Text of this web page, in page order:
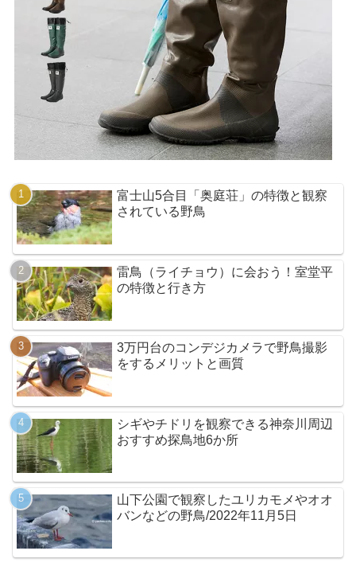
富士山5合目「奥庭荘」の特徴と観察
されている野鳥
雷鳥（ライチョウ）に会おう！室堂平
の特徴と行き方
3万円台のコンデジカメラで野鳥撮影
をするメリットと画質
シギやチドリを観察できる神奈川周辺
おすすめ探鳥地6か所
山下公園で観察したユリカモメやオオ
バンなどの野鳥/2022年11月5日